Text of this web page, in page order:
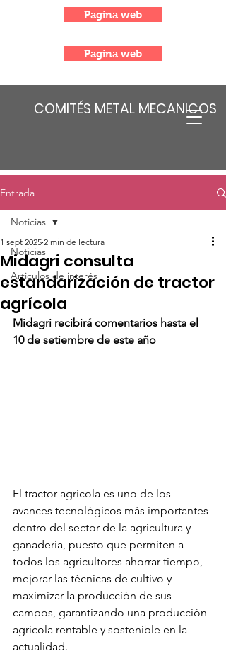
COMITÉS METAL MECANICOS
Pagina web
Pagina web
Entrada
Noticias
Articulos de interés
Noticias
Midagri consulta
estandarización de tractor
agrícola
1 sept 2025 2 min de lectura
Midagri recibirá comentarios hasta el
10 de setiembre de este año
El tractor agrícola es uno de los
avances tecnológicos más importantes
dentro del sector de la agricultura y
ganadería, puesto que permiten a
todos los agricultores ahorrar tiempo,
mejorar las técnicas de cultivo y
maximizar la producción de sus
campos, garantizando una producción
agrícola rentable y sostenible en la
actualidad.